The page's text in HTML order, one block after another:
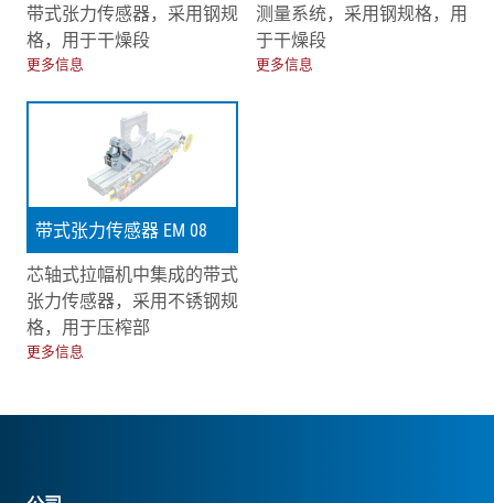
带式张力传感器，采用钢规
格，用于干燥段
更多信息
测量系统，采用钢规格，用
于干燥段
更多信息
带式张力传感器 EM 08
芯轴式拉幅机中集成的带式
张力传感器，采用不锈钢规
格，用于压榨部
更多信息